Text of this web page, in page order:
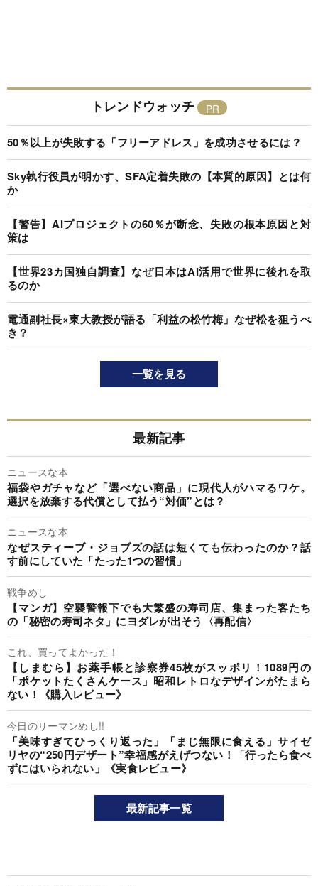
トレンドウォッチ
50％以上が失敗する「フリーアドレス」を成功させるには？
Sky執行役員が明かす、SFA定着失敗の【本質的原因】とは何
か
【警告】AIプロジェクトの60％が断念、失敗の根本原因と対
策は
【世界23カ国独自調査】なぜ日本はAI活用で世界に後れを取
るのか
電通副社長×東大教授が語る「利益の松竹梅」なぜ松を狙うべ
き？
一覧を見る
最新記事
ニュースな本
福袋やガチャなど「選べない商品」に現代人がハマるワケ。
選択を放棄する代償として払う“対価”とは？
ニュースな本
なぜスティーブ・ジョブズの話は短くても伝わったのか？話
す前にしていた「たった1つの習慣」
戦争めし
【マンガ】空襲警報下でも大繁盛の寿司店、集まった客たち
の「秘密の寿司ネタ」にヨダレが出そう〈再配信〉
これ、買ってよかった！
【しまむら】お薬手帳と診察券45枚がスッポリ！1089円の
「ポケットたくさんケース」昭和レトロなデザインがたまら
ない！《購入レビュー》
今日のリーマンめし!!
「美味すぎてひっくり返った」「まじ無限に食える」サイゼ
リヤの“250円デザート”幸福感がえげつない！「行ったら食べ
ずにはいられない」《実食レビュー》
最新記事一覧